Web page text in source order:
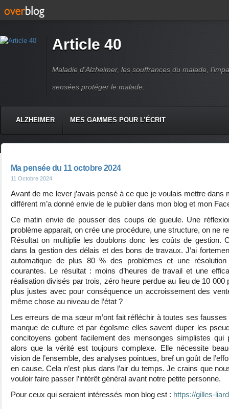
Article 40
Maladie d'Alzheimer, les souffrances du malade,
sensées protéger le malade.
ALZHEIMER MES GAMMES POUR L’ÉCRIT
Ma pensée du 11 octobre 2024
11 Octobre 2024
Avant de me lever j’avais pensé à ce que je voulais mettre dans
différent m’a donné envie de le publier dans mon blog et mon
Ce matin envie de pousser des coups de gueule. Une
problème apparait, on crée une procédure, une structure, on ne
Résultat on multiplie les doublons donc les coûts de gestion.
dans la gestion des délais et des bons de travaux. J’ai
automatique de plus 80 % des problèmes et une
courantes. Le résultat : moins d’heures de travail et une
réalisation divisés par trois, zéro heure perdue au lieu de 10 000
plus justes avec pour conséquence un accroissement des
même chose au niveau de l’état ?
Les erreurs de ma sœur m’ont fait réfléchir à toutes ses
manque de culture et par égoïsme elles savent duper les
concitoyens gobent facilement des mensonges simplistes qui
alors que la vérité est toujours complexe. Elle nécessite
vision de l’ensemble, des analyses pointues, bref un goût de
en cause. Cela n’est plus dans l’air du temps. Je crains que
vouloir faire passer l’intérêt général avant notre petite personne.
Pour ceux qui seraient intéressés mon blog est : https://gilles-